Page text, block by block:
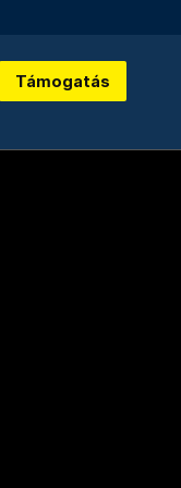
Támogatás